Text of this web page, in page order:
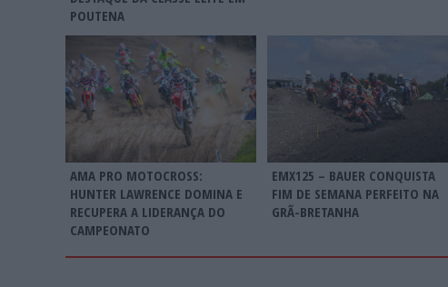
POUTENA
AMA PRO MOTOCROSS:
HUNTER LAWRENCE DOMINA E
RECUPERA A LIDERANÇA DO
CAMPEONATO
EMX125 – BAUER CONQUISTA
FIM DE SEMANA PERFEITO NA
GRÃ-BRETANHA